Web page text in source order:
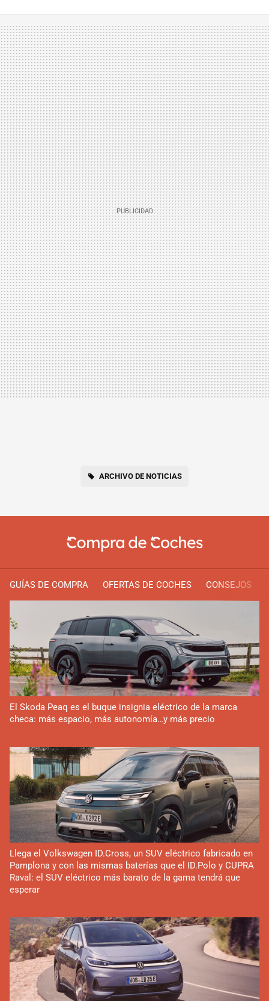
ARCHIVO DE NOTICIAS
GUÍAS DE COMPRA OFERTAS DE COCHES CONSEJOS
El Skoda Peaq es el buque insignia eléctrico de la marca
checa: más espacio, más autonomía…y más precio
Llega el Volkswagen ID.Cross, un SUV eléctrico fabricado en
Pamplona y con las mismas baterías que el ID.Polo y CUPRA
Raval: el SUV eléctrico más barato de la gama tendrá que
esperar